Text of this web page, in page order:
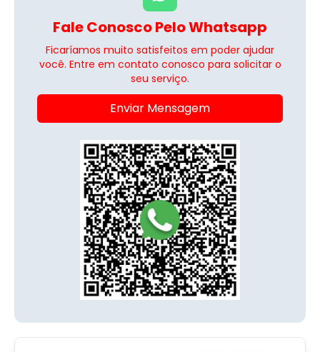
Fale Conosco Pelo Whatsapp
Ficaríamos muito satisfeitos em poder ajudar
você. Entre em contato conosco para solicitar o
seu serviço.
Enviar Mensagem